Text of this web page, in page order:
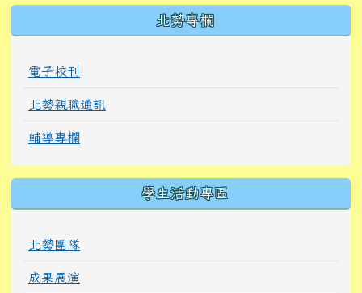
北勢專欄
電子校刊
北勢親職通訊
輔導專欄
學生活動專區
北勢團隊
成果展演